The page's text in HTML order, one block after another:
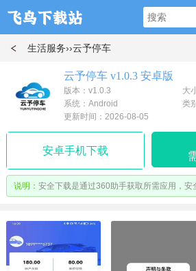
生活服务››云予停车
云予停车 v1.0.3 安卓版
版本：v1.0.3
大
系统：Android
类
更新时间：2026-08-05
安卓手机下载
说明： 安全下载是通过360助手获取所需应用，安